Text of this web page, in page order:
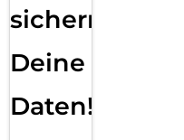
sichern
Deine
Daten!